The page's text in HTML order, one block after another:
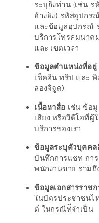
ต้อง
ไป
ลอง
16
ร้าน
อร่อย
ที่
ต้อง
ลอง
ถนน
เดิน
วัน
ระบุถึงท่าน (เช่น
อ้างอิง) รหัสอุปกร
และข้อมูลอุปกรณ์
บริการโทรคมนาค
และ เขตเวลา
ข้อมูลตำแหน่งที่อยู่
เช็คอิน ทริป และ
ลองจิจูด)
เนื้อหาสื่อ เช่น ข้อ
เสียง หรือวีดีโอที่ผู้
บริการของเรา
ข้อมูลระบุตัวบุคคล
บันทึกการแชท กา
พนักงานขาย รวมถึ
ข้อมูลเอกสารราชก
ในบัตรประชาชนไ
ต์ ในกรณีท่ีจำเป็น